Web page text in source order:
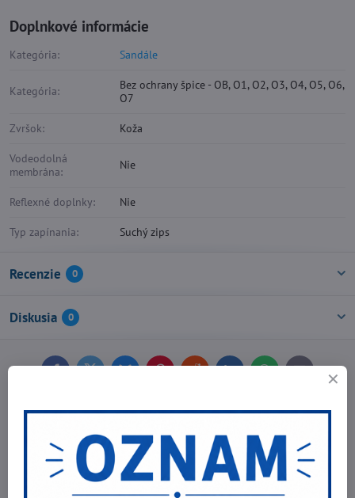
Doplnkové informácie
Kategória: Sandále
Kategória:
Bez ochrany špice - OB, O1, O2, O3, O4, O5, O6,
O7
Zvršok: Koža
Vodeodolná
membrána:
Nie
Reflexné doplnky: Nie
Typ zapínania: Suchý zips
Recenzie 0
Diskusia 0
Predchádzajúci produkt Nasledujúci produkt
Najpredávanejšie produkty v tejto
kategórii